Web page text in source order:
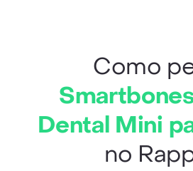
Como
Dental Mini
no